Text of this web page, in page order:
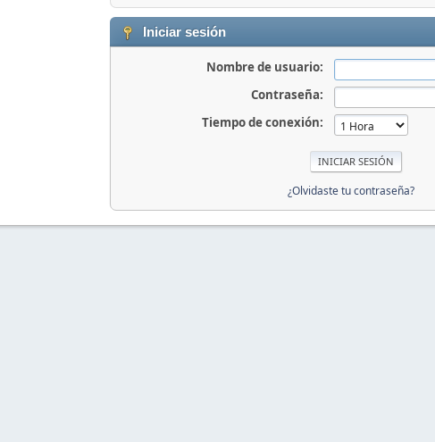
Iniciar sesión
Nombre de usuario:
Contraseña:
Tiempo de conexión:
¿Olvidaste tu contraseña?